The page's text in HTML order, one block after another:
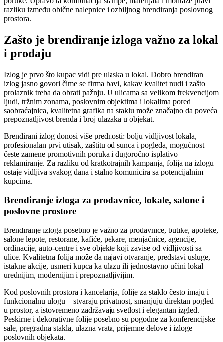
razliku između obične nalepnice i ozbiljnog brendiranja poslovnog
prostora.
Zašto je brendiranje izloga važno za lokal
i prodaju
Izlog je prvo što kupac vidi pre ulaska u lokal. Dobro brendiran
izlog jasno govori čime se firma bavi, kakav kvalitet nudi i zašto
prolaznik treba da obrati pažnju. U ulicama sa velikom frekvencijom
ljudi, tržnim zonama, poslovnim objektima i lokalima pored
saobraćajnica, kvalitetna grafika na staklu može značajno da poveća
prepoznatljivost brenda i broj ulazaka u objekat.
Brendirani izlog donosi više prednosti: bolju vidljivost lokala,
profesionalan prvi utisak, zaštitu od sunca i pogleda, mogućnost
česte zamene promotivnih poruka i dugoročno isplativo
reklamiranje. Za razliku od kratkotrajnih kampanja, folija na izlogu
ostaje vidljiva svakog dana i stalno komunicira sa potencijalnim
kupcima.
Brendiranje izloga za prodavnice, lokale, salone i
poslovne prostore
Brendiranje izloga posebno je važno za prodavnice, butike, apoteke,
salone lepote, restorane, kafiće, pekare, menjačnice, agencije,
ordinacije, auto-centre i sve objekte koji zavise od vidljivosti sa
ulice. Kvalitetna folija može da najavi otvaranje, predstavi usluge,
istakne akcije, usmeri kupca ka ulazu ili jednostavno učini lokal
urednijim, modernijim i prepoznatljivijim.
Kod poslovnih prostora i kancelarija, folije za staklo često imaju i
funkcionalnu ulogu – stvaraju privatnost, smanjuju direktan pogled
u prostor, a istovremeno zadržavaju svetlost i elegantan izgled.
Peskirne i dekorativne folije posebno su pogodne za konferencijske
sale, pregradna stakla, ulazna vrata, prijemne delove i izloge
poslovnih objekata.